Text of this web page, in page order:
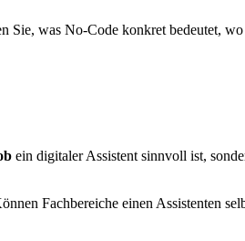
Sie, was No-Code konkret bedeutet,
ein digitaler Assistent sinnvoll ist,
Fachbereiche einen Assistenten